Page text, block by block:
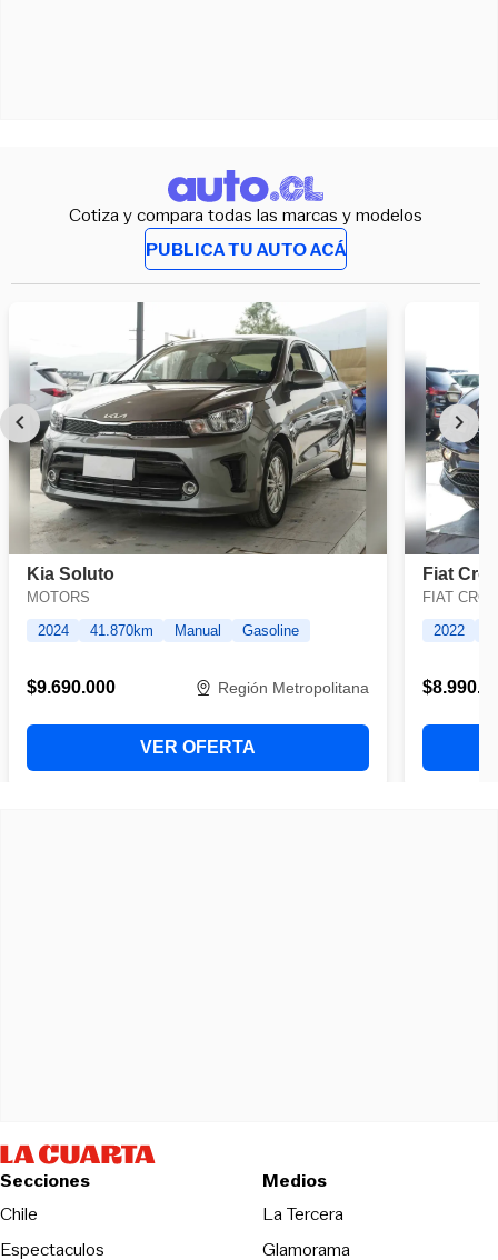
Cotiza y compara todas las marcas y modelos
PUBLICA TU AUTO ACÁ
Secciones
Chile
Espectaculos
Medios
La TerceraOpens in new
Glamorama